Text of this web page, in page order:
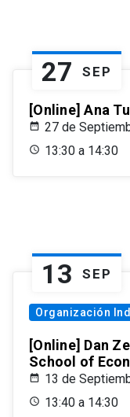
27 SEP
[Online] Ana
27 de
13:30 a 14:30
13 SEP
Organización
[Online] Dan
School of
13 de
13:40 a 14:30